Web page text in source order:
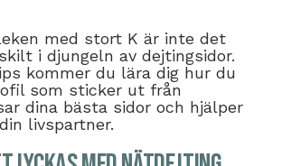
med stort K är inte det
i djungeln av dejtingsidor.
kommer du lära dig hur du
som sticker ut från
dina bästa sidor och hjälper
livspartner.